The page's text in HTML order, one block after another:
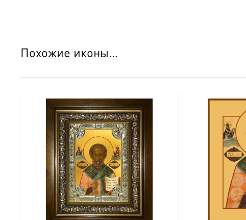
● Основа: МДФ.
● Техника нанесения лика: Цифровая UV-печать
● Оклад: Объемный штампованный оклад с узором (кресты
● Покрытие оклада: Серебрение и золочение.
● Оборот: Натуральный шпон, сертификат, петелька.
● Комплектация: Подарочная коробка.
● Освящение: Производство освящено.
Идеальный подарок:
Похожие иконы…